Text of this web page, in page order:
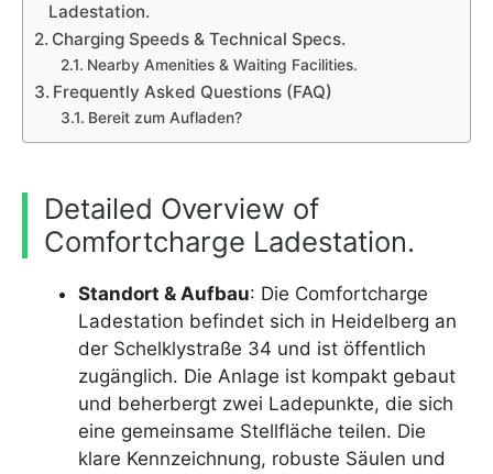
Ladestation.
Charging Speeds & Technical Specs.
Nearby Amenities & Waiting Facilities.
Frequently Asked Questions (FAQ)
Bereit zum Aufladen?
Detailed Overview of
Comfortcharge Ladestation.
Standort & Aufbau: Die Comfortcharge
Ladestation befindet sich in Heidelberg an
der Schelklystraße 34 und ist öffentlich
zugänglich. Die Anlage ist kompakt gebaut
und beherbergt zwei Ladepunkte, die sich
eine gemeinsame Stellfläche teilen. Die
klare Kennzeichnung, robuste Säulen und